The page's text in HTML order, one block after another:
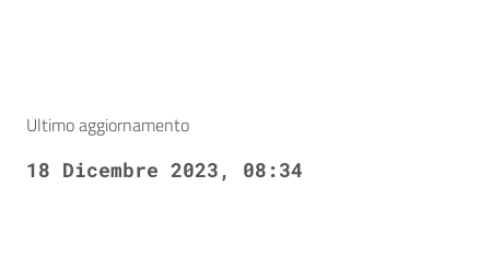
Ultimo aggiornamento
18 Dicembre 2023, 08:34